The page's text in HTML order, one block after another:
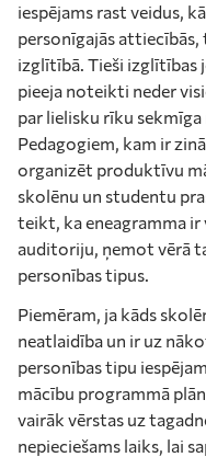
iespējams rast veidus,
personīgajās attiecībās,
izglītībā. Tieši izglītības
pieeja noteikti neder
par lielisku rīku
Pedagogiem, kam ir
organizēt produktīvu
skolēnu un studentu
teikt, ka eneagramma
auditoriju, ņemot vērā
personības tipus.
Piemēram, ja kāds
neatlaidība un ir uz
personības tipu
mācību programmā
vairāk vērstas uz
nepieciešams laiks, lai